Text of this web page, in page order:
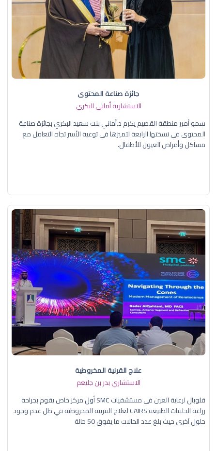
جائزة صناعة المحتوى
الاستشارية أماني البكري
سمو أمير منطقة القصيم يكرم د.أماني بنت سعيد البكري بجائزة صناعة
المحتوى في نسختها الرابعة لتميزها في توعية الأسر تجاه التعامل مع
مشاكل وأمراض العيون للأطفال.
علاج القرنية المخروطية
الاستشاري بدر بن جليغم
قلوبال لرعاية العين في مستشفيات SMC أول مركز خاص يقوم بجراحة
زراعة الحلقات الطبيعة CAIRS لعلاج القرنية المخروطية في ظل عدم وجود
حلول آخرى حيث بلغ عدد الحالات ما يفوق 50 حالة